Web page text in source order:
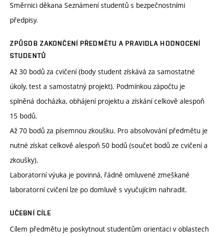
Směrnici děkana Seznámení studentů s bezpečnostními
předpisy.
ZPŮSOB ZAKONČENÍ PŘEDMĚTU A PRAVIDLA HODNOCENÍ
STUDENTŮ
Až 30 bodů za cvičení (body student získává za samostatné
úkoly, test a samostatný projekt). Podmínkou zápočtu je
splněná docházka, obhájení projektu a získání celkově alespoň
15 bodů.
Až 70 bodů za písemnou zkoušku. Pro absolvování předmětu je
nutné získat celkově alespoň 50 bodů (součet bodů ze cvičení a
zkoušky).
Laboratorní výuka je povinná, řádně omluvené zmeškané
laboratorní cvičení lze po domluvě s vyučujícím nahradit.
UČEBNÍ CÍLE
Cílem předmětu je poskytnout studentům orientaci v oblastech